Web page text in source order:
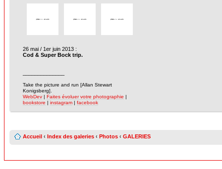
26 mai / 1er juin 2013 :
Cod & Super Bock trip.
Take the picture and run [Allan Stewart
Konigsberg].
WebDev | Faites évoluer votre photographie |
bookstore | instagram | facebook
Accueil ‹ Index des galeries ‹ Photos ‹ GALERIES